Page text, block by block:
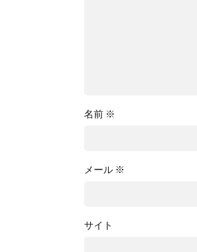
名前 ※
メール ※
サイト